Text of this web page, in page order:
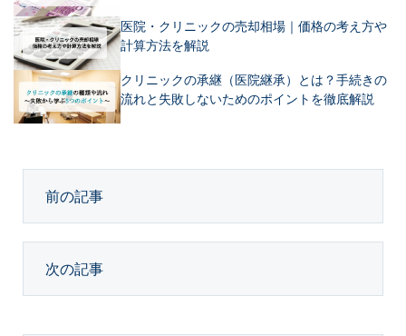
医院・クリニックの売却相場｜価格の考え方や
計算方法を解説
クリニックの承継（医院継承）とは？手続きの
流れと失敗しないためのポイントを徹底解説
前の記事
次の記事